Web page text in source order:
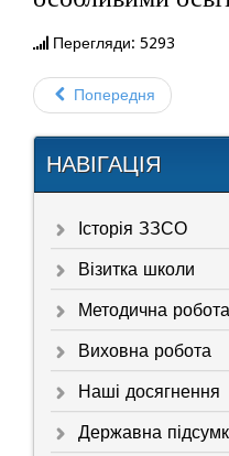
Перегляди: 5293
Попередня
НАВІГАЦІЯ
Історія ЗЗСО
Візитка школи
Методична робота
Виховна робота
Наші досягнення
Державна